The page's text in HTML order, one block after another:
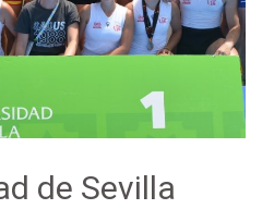
de Sevilla